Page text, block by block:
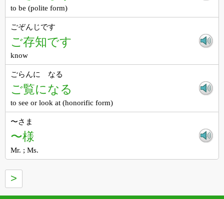
to be (polite form)
ごぞんじです
ご存知です
know
ごらんに なる
ご覧になる
to see or look at (honorific form)
〜さま
〜様
Mr. ; Ms.
>